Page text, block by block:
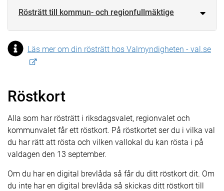
Rösträtt till kommun- och regionfullmäktige
Läs mer om din rösträtt hos Valmyndigheten - val.se
Röstkort
Alla som har rösträtt i riksdagsvalet, regionvalet och
kommunvalet får ett röstkort. På röstkortet ser du i vilka val
du har rätt att rösta och vilken vallokal du kan rösta i på
valdagen den 13 september.
Om du har en digital brevlåda så får du ditt röstkort dit. Om
du inte har en digital brevlåda så skickas ditt röstkort till